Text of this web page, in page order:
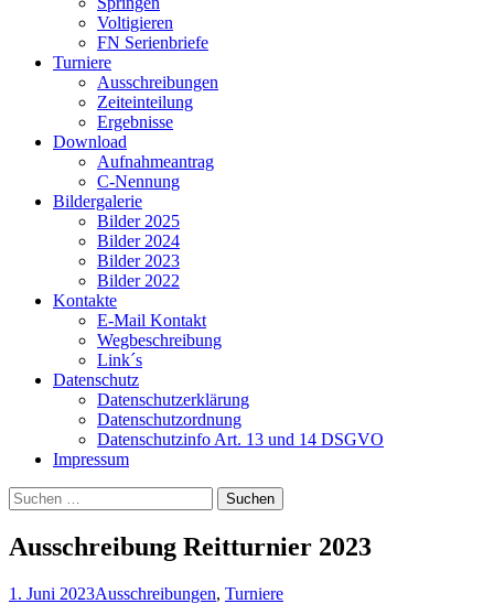
Voltigieren
FN Serienbriefe
Turniere
Ausschreibungen
Zeiteinteilung
Ergebnisse
Download
Aufnahmeantrag
C-Nennung
Bildergalerie
Bilder 2025
Bilder 2024
Bilder 2023
Bilder 2022
Kontakte
E-Mail Kontakt
Wegbeschreibung
Link´s
Datenschutz
Datenschutzerklärung
Datenschutzordnung
Datenschutzinfo Art. 13 und 14 DSGVO
Impressum
Suchen
nach:
Ausschreibung Reitturnier 2023
1. Juni 2023Ausschreibungen, Turniere